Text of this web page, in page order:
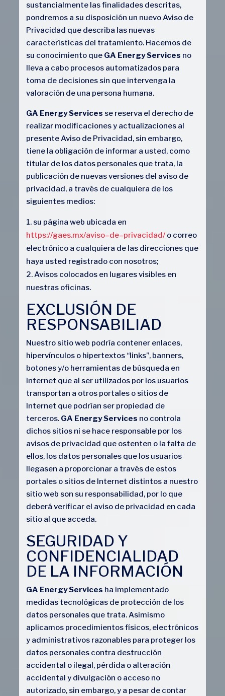
sustancialmente las finalidades descritas,
pondremos a su disposición un nuevo Aviso de
Privacidad que describa las nuevas
características del tratamiento. Hacemos de
su conocimiento que GA Energy Services no
lleva a cabo procesos automatizados para
toma de decisiones sin que intervenga la
valoración de una persona humana.
GA Energy Services se reserva el derecho de
realizar modificaciones y actualizaciones al
presente Aviso de Privacidad, sin embargo,
tiene la obligación de informar a usted, como
titular de los datos personales que trata, la
publicación de nuevas versiones del aviso de
privacidad, a través de cualquiera de los
siguientes medios:
su página web ubicada en
https://gaes.mx/aviso–de–privacidad/o correo
electrónico a cualquiera de las direcciones que
haya usted registrado con nosotros;
Avisos colocados en lugares visibles en
nuestras oficinas.
EXCLUSIÓN DE
RESPONSABILIAD
Nuestro sitio web podría contener enlaces,
hipervínculos o hipertextos “links”, banners,
botones y/o herramientas de búsqueda en
Internet que al ser utilizados por los usuarios
transportan a otros portales o sitios de
Internet que podrían ser propiedad de
terceros. GA Energy Services no controla
dichos sitios ni se hace responsable por los
avisos de privacidad que ostenten o la falta de
ellos, los datos personales que los usuarios
llegasen a proporcionar a través de estos
portales o sitios de Internet distintos a nuestro
sitio web son su responsabilidad, por lo que
deberá verificar el aviso de privacidad en cada
sitio al que acceda.
SEGURIDAD Y
CONFIDENCIALIDAD
DE LA INFORMACIÓN
GA Energy Services ha implementado
medidas tecnológicas de protección de los
datos personales que trata. Asimismo
aplicamos procedimientos físicos, electrónicos
y administrativos razonables para proteger los
datos personales contra destrucción
accidental o ilegal, pérdida o alteración
accidental y divulgación o acceso no
autorizado, sin embargo, y a pesar de contar